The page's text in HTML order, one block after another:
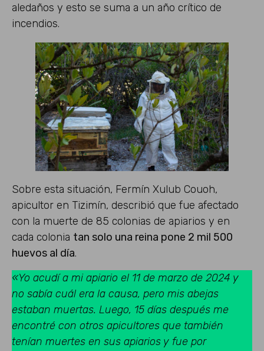
aledaños y esto se suma a un año crítico de
incendios.
Sobre esta situación, Fermín Xulub Couoh,
apicultor en Tizimín, describió que fue afectado
con la muerte de 85 colonias de apiarios y en
cada colonia tan solo una reina pone 2 mil 500
huevos al día.
«Yo acudí a mi apiario el 11 de marzo de 2024 y
no sabía cuál era la causa, pero mis abejas
estaban muertas. Luego, 15 días después me
encontré con otros apicultores que también
tenían muertes en sus apiarios y fue por